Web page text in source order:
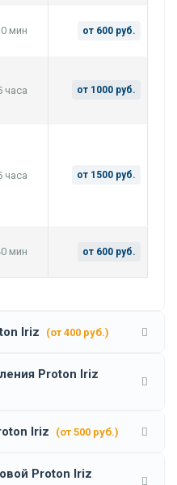
мин от 600 руб.
часа от 1000 руб.
часа от 1500 руб.
мин от 600 руб.
Iriz (от 400 руб.)
Proton Iriz
Iriz (от 500 руб.)
Proton Iriz